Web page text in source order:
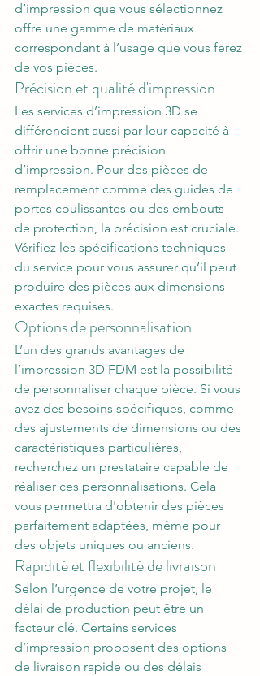
d’impression que vous sélectionnez
offre une gamme de matériaux
correspondant à l’usage que vous ferez
de vos pièces.
Précision et qualité d'impression
Les services d’impression 3D se
différencient aussi par leur capacité à
offrir une bonne précision
d’impression. Pour des pièces de
remplacement comme des guides de
portes coulissantes ou des embouts
de protection, la précision est cruciale.
Vérifiez les spécifications techniques
du service pour vous assurer qu’il peut
produire des pièces aux dimensions
exactes requises.
Options de personnalisation
L’un des grands avantages de
l’impression 3D FDM est la possibilité
de personnaliser chaque pièce. Si vous
avez des besoins spécifiques, comme
des ajustements de dimensions ou des
caractéristiques particulières,
recherchez un prestataire capable de
réaliser ces personnalisations. Cela
vous permettra d'obtenir des pièces
parfaitement adaptées, même pour
des objets uniques ou anciens.
Rapidité et flexibilité de livraison
Selon l’urgence de votre projet, le
délai de production peut être un
facteur clé. Certains services
d’impression proposent des options
de livraison rapide ou des délais